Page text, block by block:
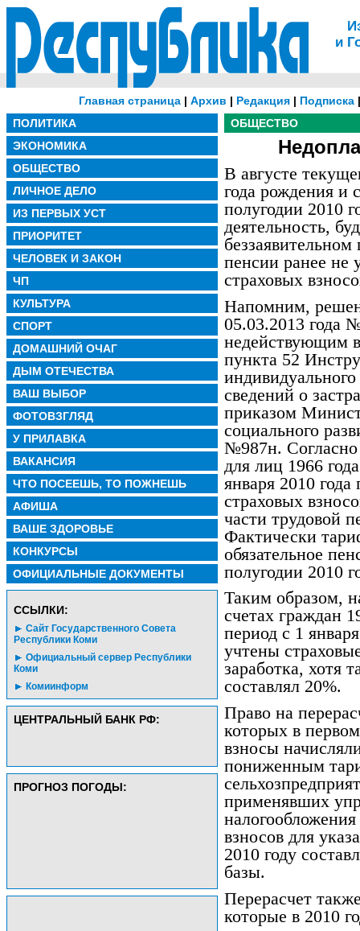
и
Главная страница | Архив | Редакция | Подписка
ПОЛИТИКА
ЭКОНОМИКА
ОБЩЕСТВО
ЛИЧНОЕ ДЕЛО
ИЗ ПЕРВЫХ УСТ
ПРИОРИТЕТ
ЧЕЛОВЕК И ЗАКОН
ЧП
КУЛЬТУРА
СПОРТ
ДОМАШНИЙ ОЧАГ
ДЫМ ОТЕЧЕСТВА
ВАШ ВЫБОР
ФОТОВЗГЛЯД
У ПРИЛАВКА
ВАКАНСИЯ
ЧТО ПОСЕЕШЬ, ТО ПОЖНЕШЬ
АФИША
ВАШЕ ЗДОРОВЬЕ
КОНКУРСЫ
ОФИЦИАЛЬНЫЕ ДОКУМЕНТЫ
CСЫЛКИ:
Сайт Государственного Совета
Республики Коми
Официальный сервер Республики
Коми
Комиинформ
ЦЕНТРАЛЬНЫЙ БАНК РФ:
ПРОГНОЗ ПОГОДЫ:
ОБЩЕСТВО
В августе
года рождения и
полугодии 2010
деятельность,
пенсии ранее не
страховых
Напомним,
05.03.2013 года
недействующим
пункта 52
сведений о
приказом
социального
№987н. Согласно
для лиц 1966
января 2010
страховых
части трудовой
Фактически
обязательное
полугодии 2010
Таким образом,
счетах граждан
период с 1
учтены
заработка, хотя
составлял 20%.
Право на
которых в
взносы
пониженным
применявших
взносов для
2010 году
базы.
Перерасчет
которые в 2010